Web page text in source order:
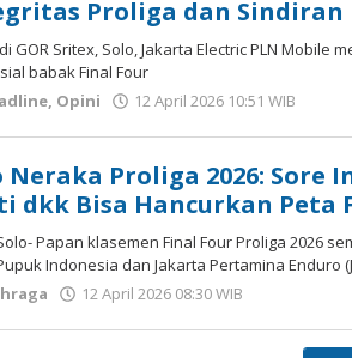
Proliga dan Sindiran
GOR Sritex, Solo, Jakarta Electric PLN Mobile
babak Final Four
, Opini 12 April 2026 10:51 WIB
Proliga 2026: Sore
dkk Bisa Hancurkan Peta
Papan klasemen Final Four Proliga 2026
Indonesia dan Jakarta Pertamina Enduro
12 April 2026 08:30 WIB